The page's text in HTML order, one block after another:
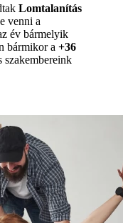
Lomtalanítás
venni a
év bármelyik
bármikor a +36
szakembereink